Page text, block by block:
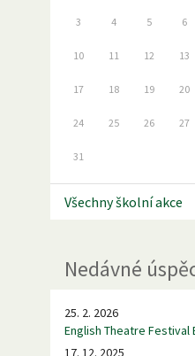
3 4 5 6
10 11 12 13
17 18 19 20
24 25 26 27
31
Všechny školní akce
Nedávné
25. 2. 2026
English Theatre Festival
17. 12. 2025